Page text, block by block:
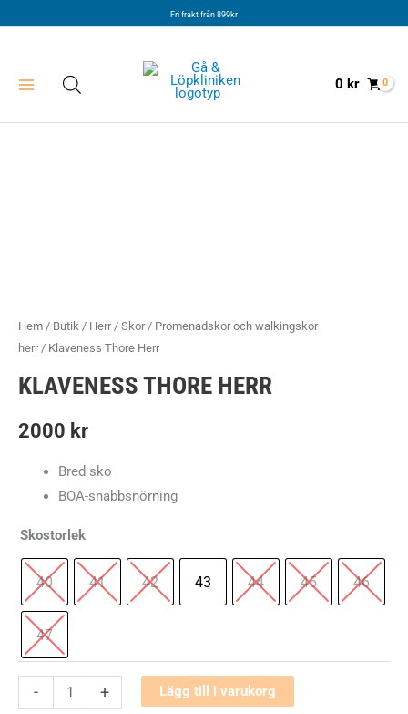
Fri frakt från 899kr
0 kr
Hem / Butik / Herr/ Skor/ Promenadskor och walkingskor
herr/ Klaveness Thore Herr
KLAVENESS THORE HERR
2000 kr
Bred sko
BOA-snabbsnörning
Skostorlek
40 41 42 43 44 45 46
47
-
Klaveness
+ Lägg till i varukorg